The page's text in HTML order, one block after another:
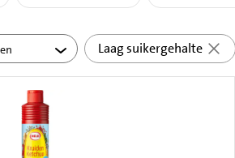
Laag suikergehalte